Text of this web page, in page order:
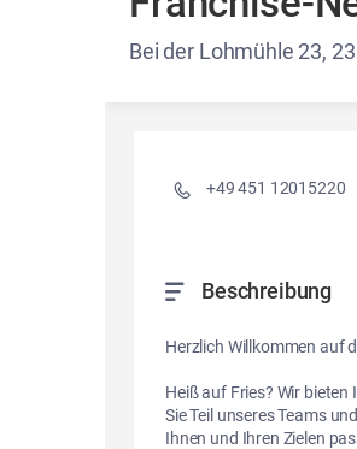
Bei der Lohmühle 23,
Details und Fotos
+49 451 12015220
Beschreibung
Herzlich Willkommen auf
Heiß auf Fries? Wir
Sie Teil unseres Teams
Ihnen und Ihren Zielen